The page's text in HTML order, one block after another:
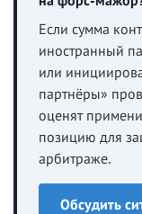
Если сумма
иностранный
или
партнёры»
оценят
позицию для
арбитраже.
Обсудить